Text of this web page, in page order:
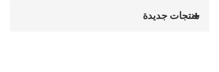
منتجات جديدة